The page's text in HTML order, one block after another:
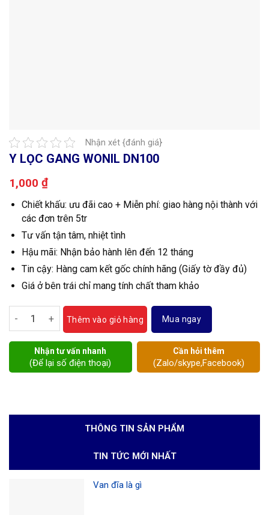
Nhận xét {đánh giá}
Y LỌC GANG WONIL DN100
1,000 ₫
Chiết khấu: ưu đãi cao + Miễn phí: giao hàng nội thành với
các đơn trên 5tr
Tư vấn tận tâm, nhiệt tình
Hậu mãi: Nhận bảo hành lên đến 12 tháng
Tin cậy: Hàng cam kết gốc chính hãng (Giấy tờ đầy đủ)
Giá ở bên trái chỉ mang tính chất tham khảo
Y lọc gang Wonil DN100 số lượng
Thêm vào giỏ hàng Mua ngay
Nhận tư vấn nhanh
(Để lại số điện thoại)
Cần hỏi thêm
(Zalo/skype,Facebook)
THÔNG TIN SẢN PHẨM
TIN TỨC MỚI NHẤT
Van đĩa là gì